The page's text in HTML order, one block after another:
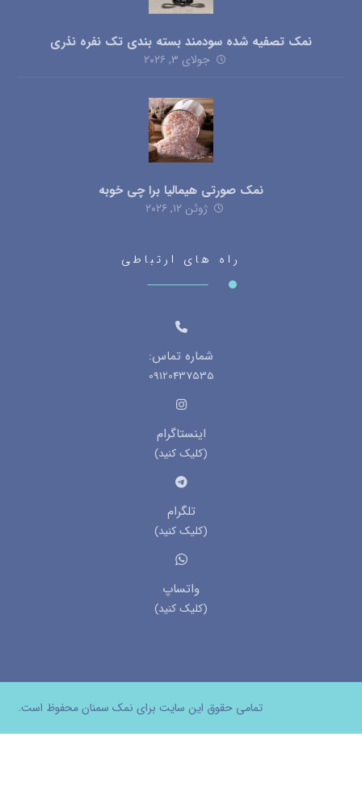
نمک تصفیه شده سودمند بسته بندی تک نفره نذری
جولای ۳, ۲۰۲۶
نمک صورتی هیمالیا برا چی خوبه
ژوئن ۱۲, ۲۰۲۶
راه های ارتباطی
شماره تماس:
09120437535
اینستاگرام
(کلیک کنید)
تلگرام
(کلیک کنید)
واتساپ
(کلیک کنید)
تمامی حقوق این سایت برای نمک سمنان محفوظ است.